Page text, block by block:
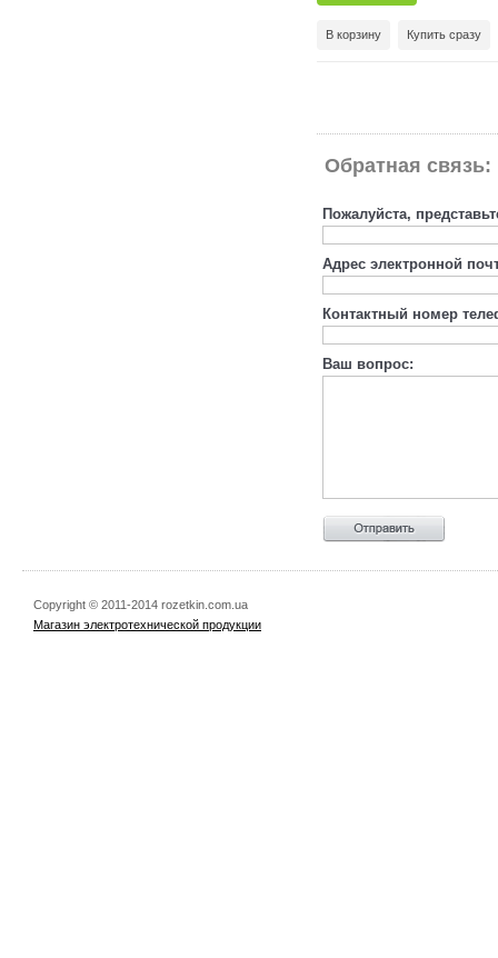
В корзину Купить сразу
Обратная связь:
Пожалуйста,
Адрес электронной
Контактный номер
Ваш вопрос:
Copyright © 2011-2014 rozetkin.com.ua
Магазин электротехнической продукции